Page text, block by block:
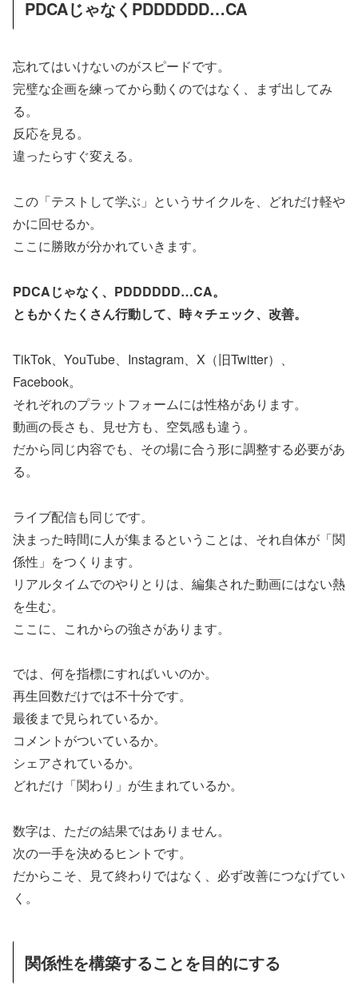
PDCAじゃなくPDDDDDD…CA
忘れてはいけないのがスピードです。
完璧な企画を練ってから動くのではなく、まず出してみ
る。
反応を見る。
違ったらすぐ変える。
この「テストして学ぶ」というサイクルを、どれだけ軽や
かに回せるか。
ここに勝敗が分かれていきます。
PDCAじゃなく、 PDDDDDD…CA。
ともかくたくさん行動して、時々チェック、改善。
TikTok、YouTube、Instagram、X（旧Twitter）、
Facebook。
それぞれのプラットフォームには性格があります。
動画の長さも、見せ方も、空気感も違う。
だから同じ内容でも、その場に合う形に調整する必要があ
る。
ライブ配信も同じです。
決まった時間に人が集まるということは、それ自体が「関
係性」をつくります。
リアルタイムでのやりとりは、編集された動画にはない熱
を生む。
ここに、これからの強さがあります。
では、何を指標にすればいいのか。
再生回数だけでは不十分です。
最後まで見られているか。
コメントがついているか。
シェアされているか。
どれだけ「関わり」が生まれているか。
数字は、ただの結果ではありません。
次の一手を決めるヒントです。
だからこそ、見て終わりではなく、必ず改善につなげてい
く。
関係性を構築することを目的にする